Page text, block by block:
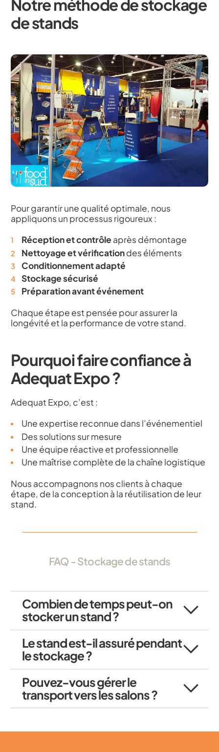
Notre méthode de stockage
de stands
Pour garantir une qualité optimale, nous
appliquons un processus rigoureux :
Réception et contrôle après démontage
Nettoyage et vérificationdes éléments
Conditionnement adapté
Stockage sécurisé
Préparation avant événement
Chaque étape est pensée pour assurer la
longévité et la performance de votre stand.
Pourquoi faire confiance à
Adequat Expo ?
Adequat Expo, c’est :
Une expertise reconnue dans l’événementiel
Des solutions sur mesure
Une équipe réactive et professionnelle
Une maîtrise complète de la chaîne logistique
Nous accompagnons nos clients à chaque
étape, de la conception à la réutilisation de leur
stand.
FAQ - Stockage de stands
Combien de temps peut-on
stocker un stand ?
Le stand est-il assuré pendant
le stockage ?
Pouvez-vous gérer le
transport vers les salons ?